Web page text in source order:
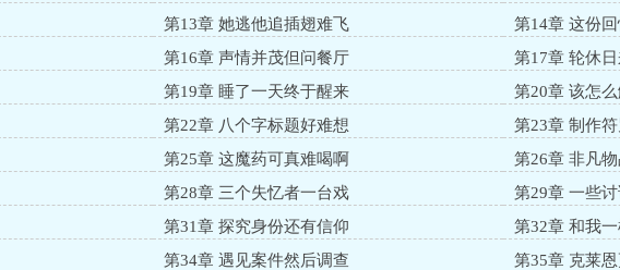
第13章 她逃他追插翅难飞
第14章 这份
第16章 声情并茂但问餐厅
第17章 轮休
第19章 睡了一天终于醒来
第20章 该怎
第22章 八个字标题好难想
第23章 制作
第25章 这魔药可真难喝啊
第26章 非凡
第28章 三个失忆者一台戏
第29章 一些
第31章 探究身份还有信仰
第32章 和我
第34章 遇见案件然后调查
第35章 克莱